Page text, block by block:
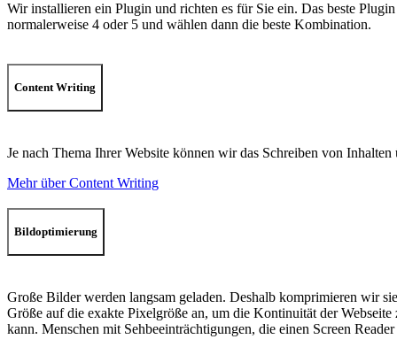
Wir installieren ein Plugin und richten es für Sie ein. Das beste
normalerweise 4 oder 5 und wählen dann die beste Kombination.
Content Writing
Je nach Thema Ihrer Website können wir das Schreiben von
Mehr über Content Writing
Bildoptimierung
Große Bilder werden langsam geladen. Deshalb komprimieren wir
Größe auf die exakte Pixelgröße an, um die Kontinuität der
kann. Menschen mit Sehbeeinträchtigungen, die einen Screen